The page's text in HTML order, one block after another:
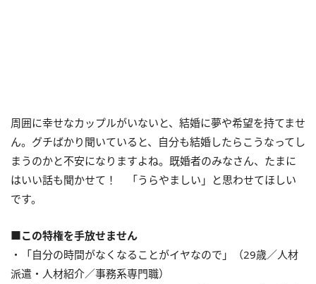
周囲に幸せなカップルがいないと、結婚に夢や希望を持てませ
ん。グチばかり聞いていると、自分も結婚したらこうなってし
まうのかと不安になりますよね。既婚者のみなさん、たまに
はいい話も聞かせて！ 「うらやましい」と思わせてほしい
です。
■この特権を手放せません
・「自分の時間がなくなることがイヤなので」（29歳／人材
派遣・人材紹介／事務系専門職）